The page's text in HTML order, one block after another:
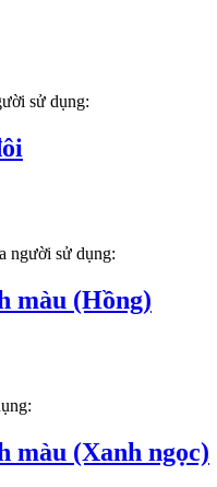
sử dụng:
người sử dụng:
màu (Hồng)
màu (Xanh ngọc)